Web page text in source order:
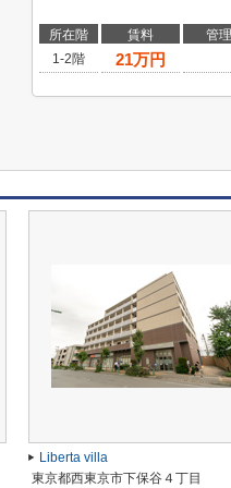
所在階 賃料
管
1-2階
21万円
Liberta villa
東京都西東京市下保谷４丁目